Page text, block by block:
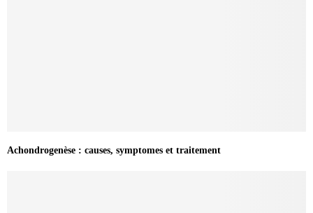
Achondrogenèse : causes, symptomes et traitement